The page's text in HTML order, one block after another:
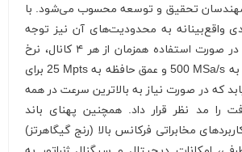
تحقیق و توسعه محسوب می‌شود. با
واقع‌بینانه به محدودیت‌های آن نیز توجه
کرد؛ به عنوان مثال، در صورت استفاده همزمان از هر ۴ کانال، نرخ
500 MSa/sو عمق حافظه به 25 Mptsبرای
که در صورت نیاز به بالاترین سرعت در همه
را مد نظر قرار داد. همچنین پهنای باند
مخابراتی فرکانس بالا (رنج گیگاهرتز)